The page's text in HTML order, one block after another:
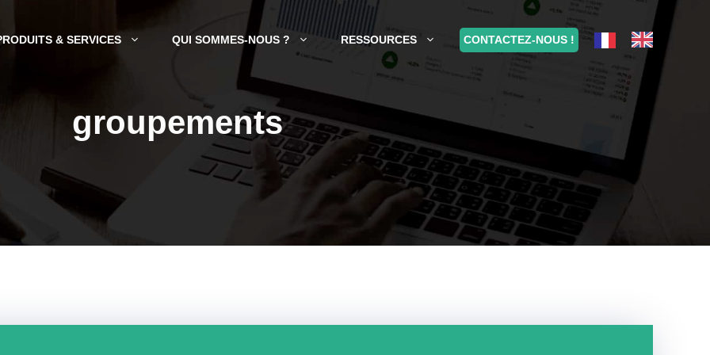
& SERVICES QUI SOMMES-NOUS ? RESSOURCES CONTACTEZ-NOUS !
groupements